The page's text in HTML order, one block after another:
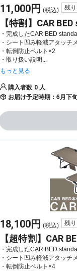
11,000円 (税込) 残り
【特割】CAR
・完成したCAR BED
・シート凹み軽減アタッチ
・転倒防止ベルト×2
・取り扱い説明...
もっと見る
購入者数 0人
お届け予定時期： 6月下
18,100円 (税込) 残り
【超特割】CAR
・完成したCAR BED
・シート凹み軽減アタッチ
・転倒防止ベルト×4